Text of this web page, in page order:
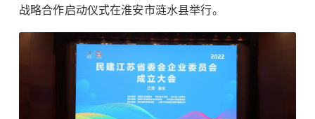
战略合作启动仪式在淮安市涟水县举行。